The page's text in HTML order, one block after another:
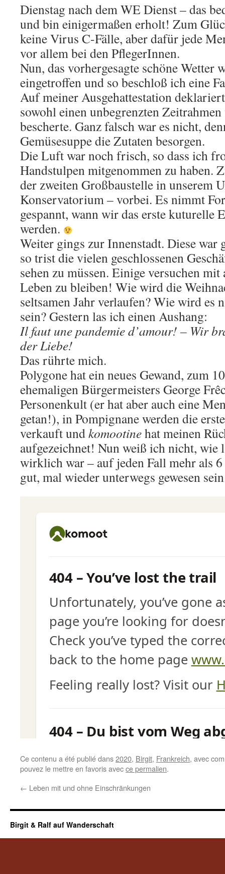
Dienstag nach dem WE Dienst – das
und bin einigermaßen erholt! Zum
keine Virus C-Fälle, aber dafür jede
vor allem bei den PflegerInnen.
Nun, das vorhergesagte schöne Wetter
eingetroffen und so beschloß ich eine
Auf meiner Ausgehattestation
sowohl einen unbegrenzten
bescherte. Ganz falsch war es nicht,
Gemüsesuppe die Zutaten besorgen.
Die Luft war noch frisch, so dass ich
Handstulpen mitgenommen zu haben.
der zweiten Großbaustelle in unserem
Konservatorium – vorbei. Es nimmt
gespannt, wann wir das erste kuturelle
werden.
Weiter gings zur Innenstadt. Diese war
so trist die vielen geschlossenen
sehen zu müssen. Einige versuchen
Leben zu bleiben! Wie wird die
seltsamen Jahr verlaufen? Wie wird es
sein? Gestern las ich einen Aushang:
Il faut une pandemie d’amour! – Wir
der Liebe!
Das rührte mich.
Polygone hat ein neues Gewand, zum
ehemaligen Bürgermeisters George
Personenkult (er hat aber auch eine
getan!), in Pompignane werden die
verkauft undkomootinehat meinen
aufgezeichnet! Nun weiß ich nicht, wie
wirklich war – auf jeden Fall mehr als
gut, mal wieder unterwegs gewesen
Ce contenu a été publié dans2020, Birgit, Frankreich, avec
pouvez le mettre en favoris avecce permalien.
← Leben mit und ohne Einschränkungen
Birgit & Ralf auf Wanderschaft